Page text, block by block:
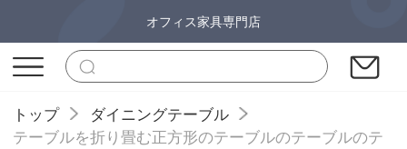
オフィス家具専門店
トップ
ダイニングテーブル
テーブルを折り畳む正方形のテーブルのテーブルのテ